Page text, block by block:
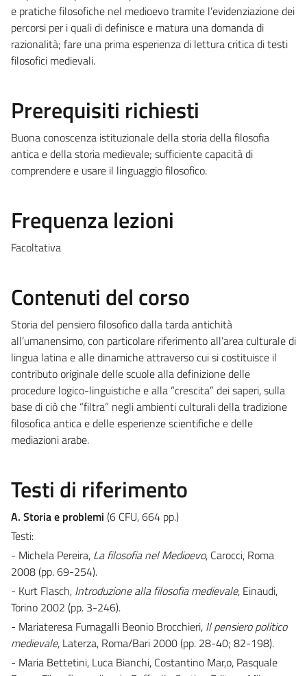
e pratiche filosofiche nel medioevo tramite l’evidenziazione dei
percorsi per i quali di definisce e matura una domanda di
razionalità; fare una prima esperienza di lettura critica di testi
filosofici medievali.
Prerequisiti richiesti
Buona conoscenza istituzionale della storia della filosofia
antica e della storia medievale; sufficiente capacità di
comprendere e usare il linguaggio filosofico.
Frequenza lezioni
Facoltativa
Contenuti del corso
Storia del pensiero filosofico dalla tarda antichità
all’umanensimo, con particolare riferimento all’area culturale di
lingua latina e alle dinamiche attraverso cui si costituisce il
contributo originale delle scuole alla definizione delle
procedure logico-linguistiche e alla “crescita” dei saperi, sulla
base di ciò che “filtra” negli ambienti culturali della tradizione
filosofica antica e delle esperienze scientifiche e delle
mediazioni arabe.
Testi di riferimento
A. Storia e problemi (6 CFU, 664 pp.)
Testi:
- Michela Pereira, La filosofia nel Medioevo, Carocci, Roma
2008 (pp. 69-254).
- Kurt Flasch, Introduzione alla filosofia medievale, Einaudi,
Torino 2002 (pp. 3-246).
- Mariateresa Fumagalli Beonio Brocchieri, Il pensiero politico
medievale, Laterza, Roma/Bari 2000 (pp. 28-40; 82-198).
- Maria Bettetini, Luca Bianchi, Costantino Mar,o, Pasquale